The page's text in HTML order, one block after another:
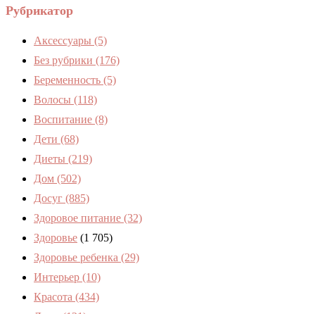
Рубрикатор
Аксессуары (5)
Без рубрики (176)
Беременность (5)
Волосы (118)
Воспитание (8)
Дети (68)
Диеты (219)
Дом (502)
Досуг (885)
Здоровое питание (32)
Здоровье (1 705)
Здоровье ребенка (29)
Интерьер (10)
Красота (434)